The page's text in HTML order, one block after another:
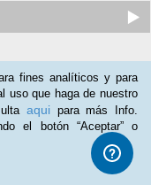
de Animación a la
fines analíticos y para
uso que haga de nuestro
aqui para más Info.
el botón “Aceptar” o